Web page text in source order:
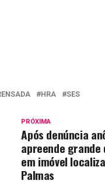
HRA SES
PRÓXIMA
Após denúncia
apreende
em imóvel
Palmas